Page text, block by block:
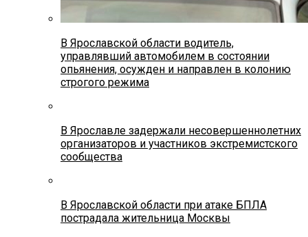
В Ярославской области водитель,
управлявший автомобилем в состоянии
опьянения, осужден и направлен в колонию
строгого режима
В Ярославле задержали несовершеннолетних
организаторов и участников экстремистского
сообщества
В Ярославской области при атаке БПЛА
пострадала жительница Москвы